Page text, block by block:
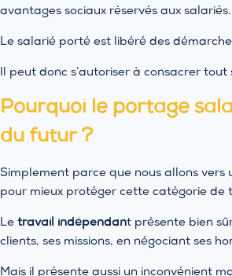
avantages sociaux réservés aux salariés.
Le salarié porté est libéré des
Il peut donc s’autoriser à consacrer
Pourquoi le portage
du futur ?
Simplement parce que nous allons vers
pour mieux protéger cette catégorie de
Le travail indépendant présente bien
clients, ses missions, en négociant ses
Mais il présente aussi un inconvénient